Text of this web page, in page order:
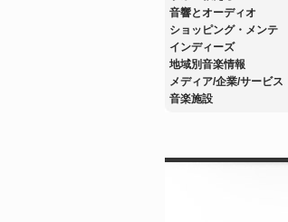
音響とオーディオ
ショッピング・メンテ
インディーズ
地域別音楽情報
メディア/企業/サービス
音楽施設